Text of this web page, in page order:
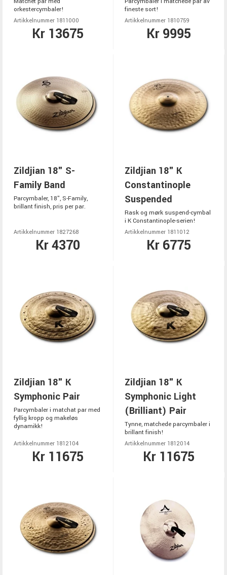
orkestercymbaler!
Artikkelnummer 1811000
Kr 13675
fineste sort!
Artikkelnummer 1810759
Kr 9995
Zildjian 18" S-
Family Band
Parcymbaler, 18", S-Family,
brillant finish, pris per par.
Artikkelnummer 1827268
Kr 4370
Zildjian 18" K
Constantinople
Suspended
Rask og mørk suspend-cymbal
i K Constantinople-serien!
Artikkelnummer 1811012
Kr 6775
Zildjian 18" K
Symphonic Pair
Parcymbaler i matchat par med
fyllig kropp og makeløs
dynamikk!
Artikkelnummer 1812104
Kr 11675
Zildjian 18" K
Symphonic Light
(Brilliant) Pair
Tynne, matchede parcymbaler i
brillant finish!
Artikkelnummer 1812014
Kr 11675